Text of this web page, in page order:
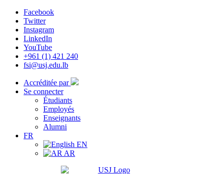
Facebook
Twitter
Instagram
LinkedIn
YouTube
+961 (1) 421 240
fsi@usj.edu.lb
Accréditée par
Se connecter
Étudiants
Employés
Enseignants
Alumni
FR
EN
AR